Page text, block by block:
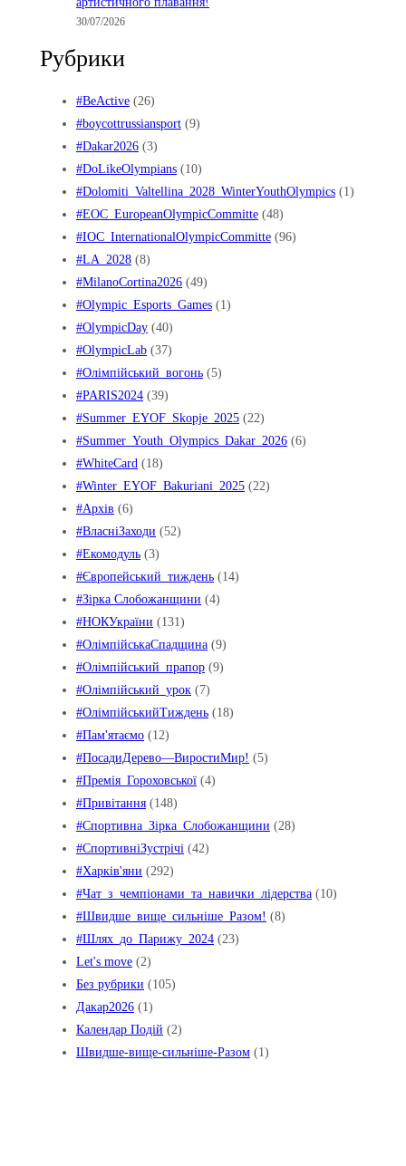
30/07/2026
Рубрики
#BeActive (26)
#boycottrussiansport (9)
#Dakar2026 (3)
#DoLikeOlympians (10)
#Dolomiti_Valtellina_2028_WinterYouthOlympics (1)
#EOC_EuropeanOlympicCommitte (48)
#IOC_InternationalOlympicCommitte (96)
#LA_2028 (8)
#MilanoCortina2026 (49)
#Olympic_Esports_Games (1)
#OlympicDay (40)
#OlympicLab (37)
#Oлімпійський_вогонь (5)
#PARIS2024 (39)
#Summer_EYOF_Skopje_2025 (22)
#Summer_Youth_Olympics_Dakar_2026 (6)
#WhiteCard (18)
#Winter_EYOF_Bakuriani_2025 (22)
#Архів (6)
#ВласніЗаходи (52)
#Екомодуль (3)
#Європейський_тиждень (14)
#Зірка Слобожанщини (4)
#НОКУкраїни (131)
#ОлімпійськаСпадщина (9)
#Олімпійський_прапор (9)
#Олімпійський_урок (7)
#ОлімпійськийТиждень (18)
#Пам'ятаємо (12)
#ПосадиДерево—ВиростиМир! (5)
#Премія_Гороховської (4)
#Привітання (148)
#Спортивна_Зірка_Слобожанщини (28)
#СпортивніЗустрічі (42)
#Харків'яни (292)
#Чат_з_чемпіонами_та_навички_лідерства (10)
#Швидше_вище_сильніше_Pазом! (8)
#Шлях_до_Парижу_2024 (23)
Let's move (2)
Без рубрики (105)
Дакар2026 (1)
Календар Подій (2)
Швидше-вище-сильніше-Разом (1)